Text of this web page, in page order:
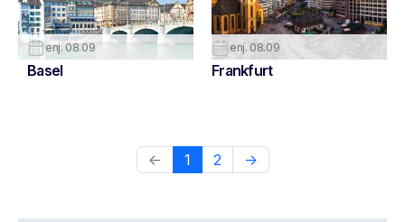
enj. 08.09
Basel
enj. 08.09
Frankfurt
← 1 2 →